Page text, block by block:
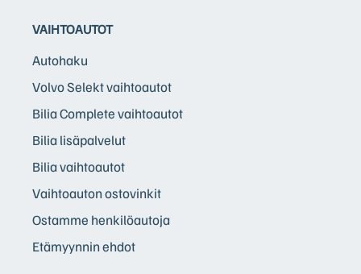
VAIHTOAUTOT
Autohaku
Volvo Selekt vaihtoautot
Bilia Complete vaihtoautot
Bilia lisäpalvelut
Bilia vaihtoautot
Vaihtoauton ostovinkit
Ostamme henkilöautoja
Etämyynnin ehdot